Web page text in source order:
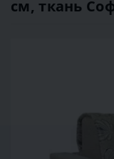
см, ткань